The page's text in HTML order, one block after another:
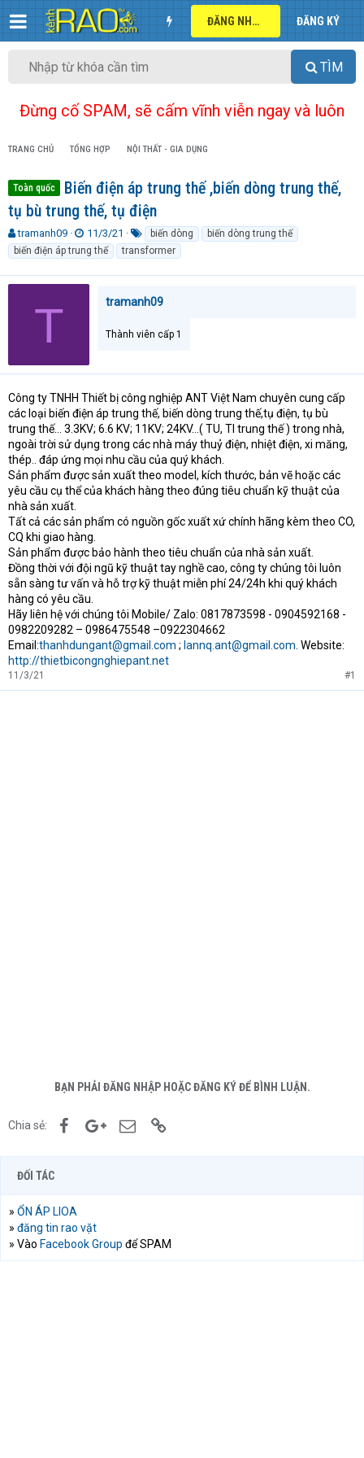
ĐĂNG NHẬP ĐĂNG KÝ
TÌM
Đừng cố SPAM, sẽ cấm vĩnh viễn ngay và luôn
TRANG CHỦ TỔNG HỢP NỘI THẤT - GIA DỤNG
Toàn quốc
Biến điện áp trung thế ,biến dòng trung thế,
tụ bù trung thế, tụ điện
T
h
r
e
r
e
r
tramanh09
N
g
à
y
11/3/21
ừ
k
h
a
biến dòng
biến dòng trung thế
biến điện áp trung thế
transformer
T tramanh09
Thành viên cấp 1
Công ty TNHH Thiết bị công nghiệp ANT Việt Nam chuyên cung cấp
các loại biến điện áp trung thế, biến dòng trung thế,tụ điện, tụ bù
trung thế… 3.3KV; 6.6 KV; 11KV; 24KV…( TU, TI trung thế ) trong nhà,
ngoài trời sử dụng trong các nhà máy thuỷ điện, nhiệt điện, xi măng,
thép.. đáp ứng mọi nhu cầu của quý khách.
Sản phẩm được sản xuất theo model, kích thước, bản vẽ hoặc các
yêu cầu cụ thể của khách hàng theo đúng tiêu chuẩn kỹ thuật của
nhà sản xuất.
Tất cả các sản phẩm có nguồn gốc xuất xứ chính hãng kèm theo CO,
CQ khi giao hàng.
Sản phẩm được bảo hành theo tiêu chuẩn của nhà sản xuất.
Đồng thời với đội ngũ kỹ thuật tay nghề cao, công ty chúng tôi luôn
sẵn sàng tư vấn và hỗ trợ kỹ thuật miễn phí 24/24h khi quý khách
hàng có yêu cầu.
Hãy liên hệ với chúng tôi Mobile/ Zalo: 0817873598 - 0904592168 -
0982209282 – 0986475548 –0922304662
Email:thanhdungant@gmail.com ; lannq.ant@gmail.com. Website:
http://thietbicongnghiepant.net
11/3/21 #1
BẠN PHẢI ĐĂNG NHẬP HOẶC ĐĂNG KÝ ĐỂ BÌNH LUẬN.
Chia sẻ: FacebookGoogle+Email
ĐỐI TÁC
» ỔN ÁP LIOA
» đăng tin rao vặt
» Vào Facebook Group để SPAM